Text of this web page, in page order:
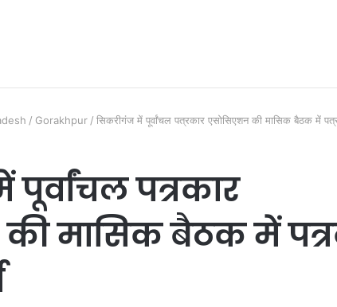
/ Gorakhpur / सिकरीगंज में पूर्वांचल पत्रकार एसोसिएशन की मासिक बैठक में
पत्रकार
मासिक बैठक में